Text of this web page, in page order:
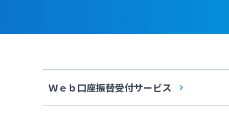
Ｗｅｂ口座振替受付サービス